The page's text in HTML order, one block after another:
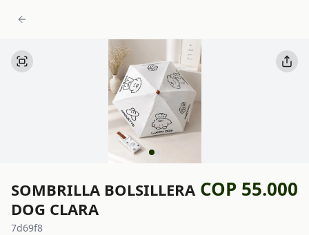
SOMBRILLA BOLSILLERA
DOG CLARA
COP 55.000
7d69f8